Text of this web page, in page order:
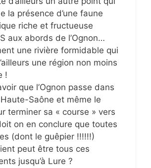
la présence d’une faune
riche et fructueuse
aux abords de l’Ognon…
une rivière formidable qui
une région non moins
!
que l’Ognon passe dans
Saône et même le
terminer sa « course » vers
on en conclure que toutes
(dont le guêpier !!!!!!)
peut être tous ces
jusqu’à Lure ?